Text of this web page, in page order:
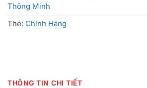
Thông Minh
Thẻ: Chính Hãng
THÔNG TIN CHI TIẾT